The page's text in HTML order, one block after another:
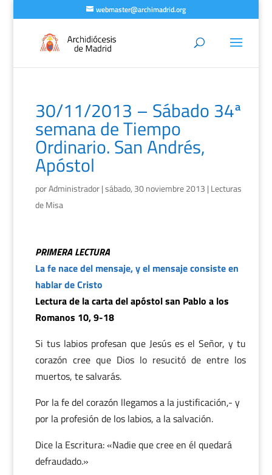
webmaster@archimadrid.org
30/11/2013 – Sábado 34ª
semana de Tiempo
Ordinario. San Andrés,
Apóstol
porAdministrador|sábado, 30 noviembre 2013 | Lecturas
de Misa
PRIMERA LECTURA
La fe nace del mensaje, y el mensaje consiste en
hablar de Cristo
Lectura de la carta del apóstol san Pablo a los
Romanos 10, 9-18
Si tus labios profesan que Jesús es el Señor, y tu
corazón cree que Dios lo resucitó de entre los
muertos, te salvarás.
Por la fe del corazón llegamos a la justificación,- y
por la profesión de los labios, a la salvación.
Dice la Escritura: «Nadie que cree en él quedará
defraudado.»